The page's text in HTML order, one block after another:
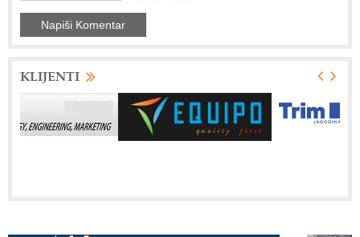
KLIJENTI